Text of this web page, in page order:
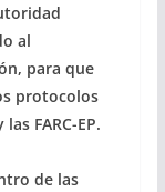
al
para que
protocolos
FARC-EP.
de las